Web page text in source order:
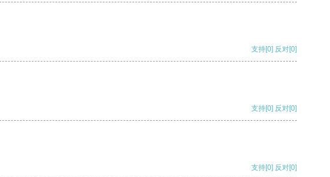
支持[0] 反对[0]
支持[0] 反对[0]
支持[0] 反对[0]